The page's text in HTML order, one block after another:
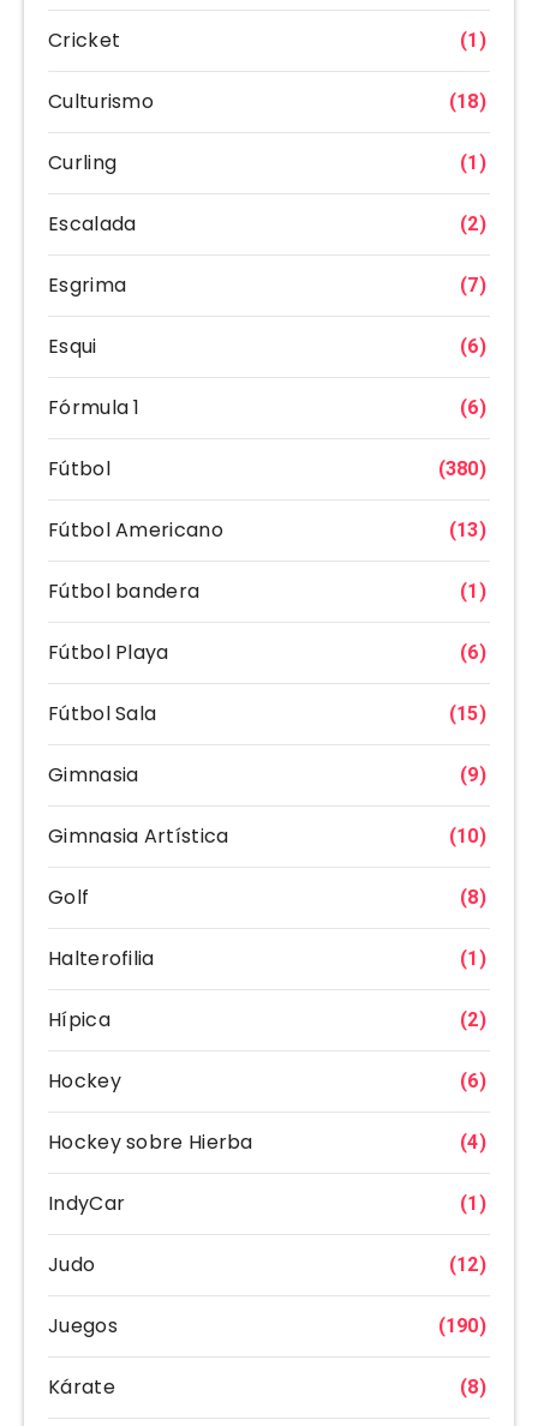
Cricket (1)
Culturismo (18)
Curling (1)
Escalada (2)
Esgrima (7)
Esqui (6)
Fórmula 1 (6)
Fútbol (380)
Fútbol Americano (13)
Fútbol bandera (1)
Fútbol Playa (6)
Fútbol Sala (15)
Gimnasia (9)
Gimnasia Artística (10)
Golf (8)
Halterofilia (1)
Hípica (2)
Hockey (6)
Hockey sobre Hierba (4)
IndyCar (1)
Judo (12)
Juegos (190)
Kárate (8)